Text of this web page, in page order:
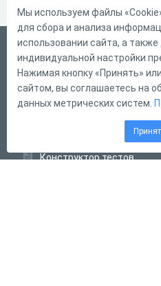
Русский
Справка
Форма обратной связи
Конструктор тестов
Мы используем файлы
для сбора и анализа
использовании сайта, а
индивидуальной настройки
Нажимая кнопку «Принять»
сайтом, вы соглашаетесь на
данных метрических систем.